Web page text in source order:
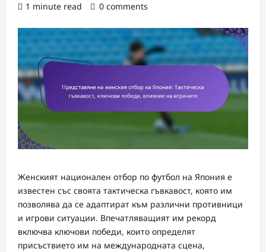
1 minute read
0 comments
Женският национален отбор по футбол на Япония е
известен със своята тактическа гъвкавост, която им
позволява да се адаптират към различни противници
и игрови ситуации. Впечатляващият им рекорд
включва ключови победи, които определят
присъствието им на международната сцена,